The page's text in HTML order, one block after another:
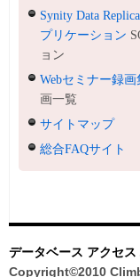
Synity Data
プリケーション
ョン
Webセミナー録画
画一覧
サイトマップ
総合FAQサイト
データベース アクセ
Copyright©2010